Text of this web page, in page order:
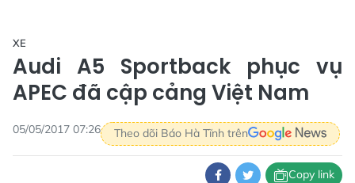
XE
Audi A5 Sportback phục vụ
APEC đã cập cảng Việt Nam
05/05/2017 07:26 Theo dõi Báo Hà Tĩnh trên
Copy link